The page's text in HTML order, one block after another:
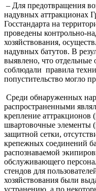
– Для предотвращения
надувных аттракционах
Госстандарта на
проведены контрольно-
хозяйствования,
надувных батутов. В
выявлено, что
соблюдали правила
попустительство могло
Среди обнаруженных
распространенными
крепление аттракционов
швартовочные элементы
защитной сетки,
крепежных соединений
распознаваемой
обслуживающего
стендов для
хозяйствования были
устранению, а по